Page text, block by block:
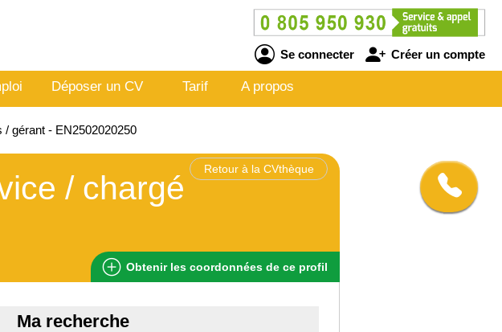
Se connecter Créer un compte
Déposer un CV Tarif A propos
gérant - EN2502020250
Retour à la CVthèque
/ chargé
Obtenir les coordonnées de ce profil
Ma recherche